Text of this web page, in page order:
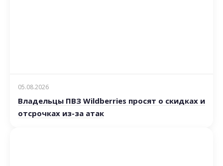
05.08.2026
Владельцы ПВЗ Wildberries просят о скидках и
отсрочках из-за атак